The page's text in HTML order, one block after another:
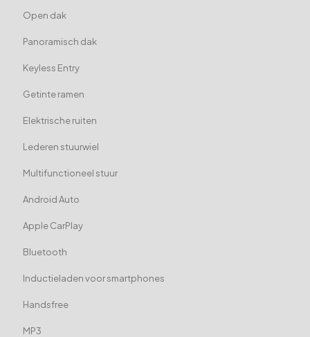
Open dak
Panoramisch dak
Keyless Entry
Getinte ramen
Elektrische ruiten
Lederen stuurwiel
Multifunctioneel stuur
Android Auto
Apple CarPlay
Bluetooth
Inductieladen voor smartphones
Handsfree
MP3